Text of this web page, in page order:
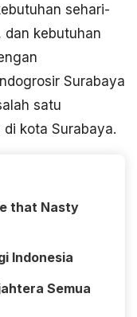
sehari-
dan kebutuhan
Surabaya
satu
kota Surabaya.
that Nasty
Indonesia
Semua